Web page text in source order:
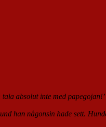
absolut inte med papegojan!’
han någonsin hade sett.